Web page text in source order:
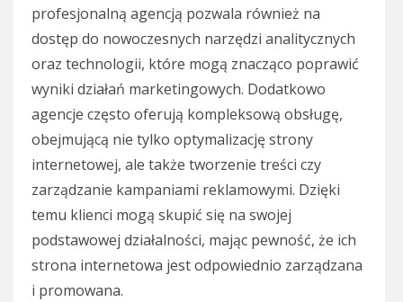
profesjonalną agencją pozwala również na
dostęp do nowoczesnych narzędzi analitycznych
oraz technologii, które mogą znacząco poprawić
wyniki działań marketingowych. Dodatkowo
agencje często oferują kompleksową obsługę,
obejmującą nie tylko optymalizację strony
internetowej, ale także tworzenie treści czy
zarządzanie kampaniami reklamowymi. Dzięki
temu klienci mogą skupić się na swojej
podstawowej działalności, mając pewność, że ich
strona internetowa jest odpowiednio zarządzana
i promowana.